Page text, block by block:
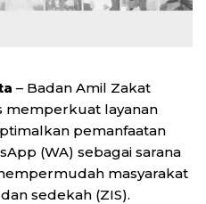
– Badan Amil Zakat
memperkuat layanan
pemanfaatan
(WA) sebagai sarana
masyarakat
sedekah (ZIS).